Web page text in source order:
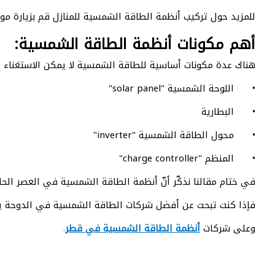
للمزيد حول تركيب أنظمة الطاقة الشمسية للمنازل قم بزيارة
أهم مكونات أنظمة الطاقة الشمسية:
هناك عدة مكونات أساسية للطاقة الشمسية لا يمكن
• اللوحة الشمسية "solar panel"
• البطارية
• محول الطاقة الشمسية "inverter"
• المنظم "charge controller"
في ختام مقالنا نذكّر أنّ أنظمة الطاقة الشمسية في العصر
فإذا كنت تبحث عن أفضل شركات الطاقة الشمسية في الدوحة
وعلى شركاتأنظمة الطاقة الشمسية في قطر.